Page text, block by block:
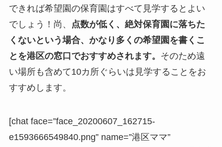
できれば希望園の保育園はすべて見学するとよい
でしょう！尚、
点数が低く、絶対保育園に落ちた
くないという場合、かなり多くの希望園を書くこ
とを港区の窓口でおすすめされます。 そのため遠
い場所も含めて10カ所ぐらいは見学することをお
すすめします。
[chat face=”face_20200607_162715-
e1593666549840.png” name=”港区ママ”